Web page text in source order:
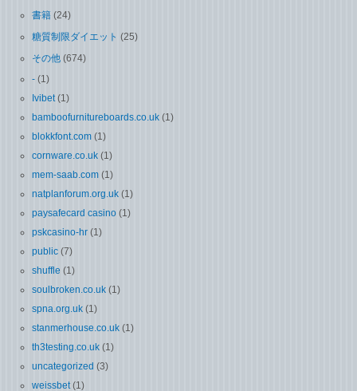
書籍 (24)
糖質制限ダイエット (25)
その他 (674)
- (1)
Ivibet (1)
bamboofurnitureboards.co.uk (1)
blokkfont.com (1)
cornware.co.uk (1)
mem-saab.com (1)
natplanforum.org.uk (1)
paysafecard casino (1)
pskcasino-hr (1)
public (7)
shuffle (1)
soulbroken.co.uk (1)
spna.org.uk (1)
stanmerhouse.co.uk (1)
th3testing.co.uk (1)
uncategorized (3)
weissbet (1)